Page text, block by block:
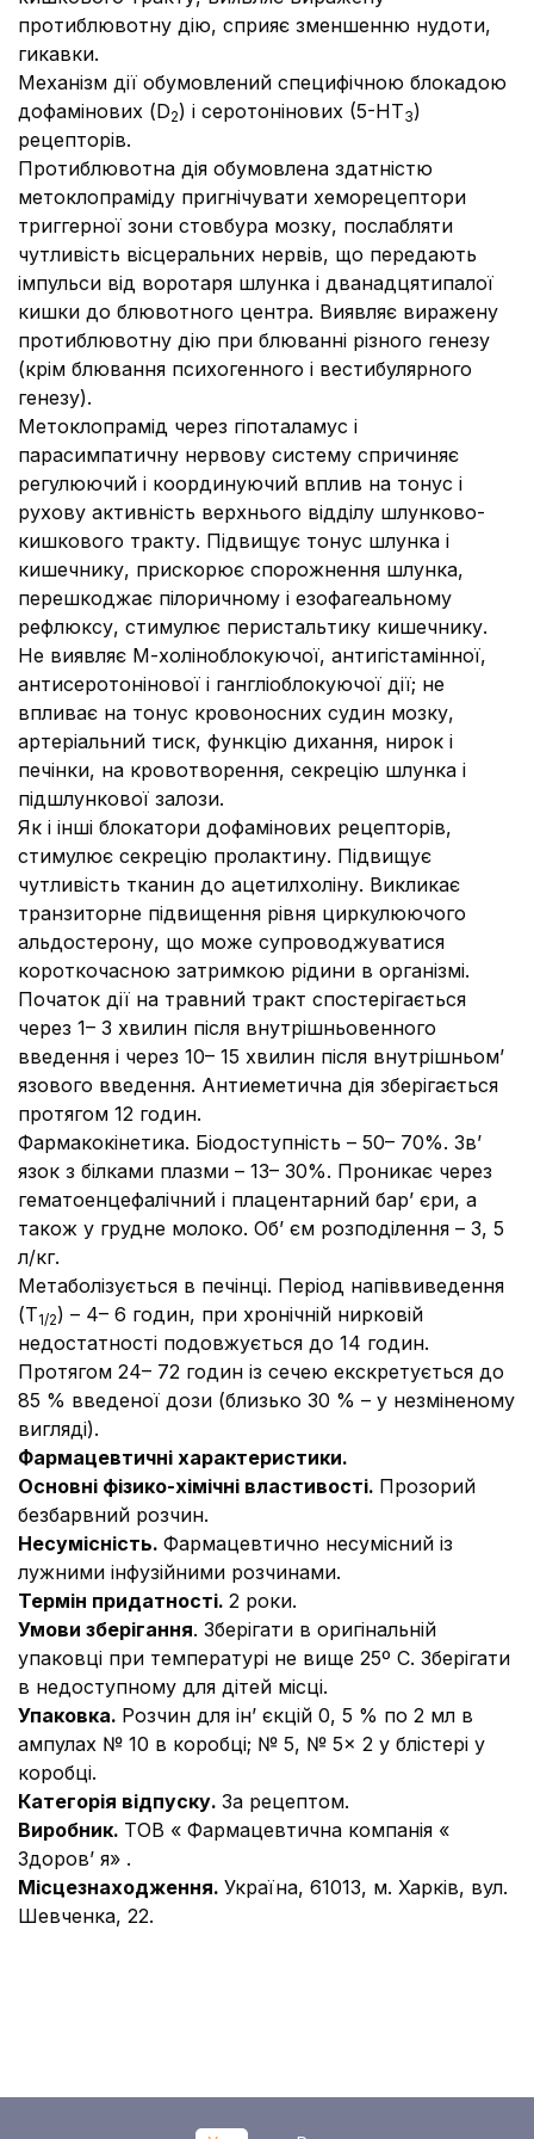
протиблювотну дію, сприяє зменшенню нудоти,
гикавки.
Механізм дії обумовлений специфічною блокадою
дофамінових (D2) і серотонінових (5-НТ3)
рецепторів.
Протиблювотна дія обумовлена здатністю
метоклопраміду пригнічувати хеморецептори
триггерної зони стовбура мозку, послабляти
чутливість вісцеральних нервів, що передають
імпульси від воротаря шлунка і дванадцятипалої
кишки до блювотного центра. Виявляє виражену
протиблювотну дію при блюванні різного генезу
(крім блювання психогенного і вестибулярного
генезу).
Метоклопрамід через гіпоталамус і
парасимпатичну нервову систему спричиняє
регулюючий і координуючий вплив на тонус і
рухову активність верхнього відділу шлунково-
кишкового тракту. Підвищує тонус шлунка і
кишечнику, прискорює спорожнення шлунка,
перешкоджає пілоричному і езофагеальному
рефлюксу, стимулює перистальтику кишечнику.
Не виявляє М-холіноблокуючої, антигістамінної,
антисеротонінової і гангліоблокуючої дії; не
впливає на тонус кровоносних судин мозку,
артеріальний тиск, функцію дихання, нирок і
печінки, на кровотворення, секрецію шлунка і
підшлункової залози.
Як і інші блокатори дофамінових рецепторів,
стимулює секрецію пролактину. Підвищує
чутливість тканин до ацетилхоліну. Викликає
транзиторне підвищення рівня циркулюючого
альдостерону, що може супроводжуватися
короткочасною затримкою рідини в організмі.
Початок дії на травний тракт спостерігається
через 1– 3 хвилин після внутрішньовенного
введення і через 10– 15 хвилин після внутрішньом’
язового введення. Антиеметична дія зберігається
протягом 12 годин.
Фармакокінетика. Біодоступність – 50– 70%. Зв’
язок з білками плазми – 13– 30%. Проникає через
гематоенцефалічний і плацентарний бар’ єри, а
також у грудне молоко. Об’ єм розподілення – 3, 5
л/кг.
Метаболізується в печінці. Період напіввиведення
(T1/2) – 4– 6 годин, при хронічній нирковій
недостатності подовжується до 14 годин.
Протягом 24– 72 годин із сечею екскретується до
85 % введеної дози (близько 30 % – у незміненому
вигляді).
Фармацевтичні характеристики.
Основні фізико-хімічні властивості. Прозорий
безбарвний розчин.
Несумісність. Фармацевтично несумісний із
лужними інфузійними розчинами.
Термін придатності. 2 роки.
Умови зберігання. Зберігати в оригінальній
упаковці при температурі не вище 25º С. Зберігати
в недоступному для дітей місці.
Упаковка. Розчин для ін’ єкцій 0, 5 % по 2 мл в
ампулах № 10 в коробці; № 5, № 5× 2 у блістері у
коробці.
Категорія відпуску. За рецептом.
Виробник. ТОВ « Фармацевтична компанія «
Здоров’ я» .
Місцезнаходження. Україна, 61013, м. Харків, вул.
Шевченка, 22.